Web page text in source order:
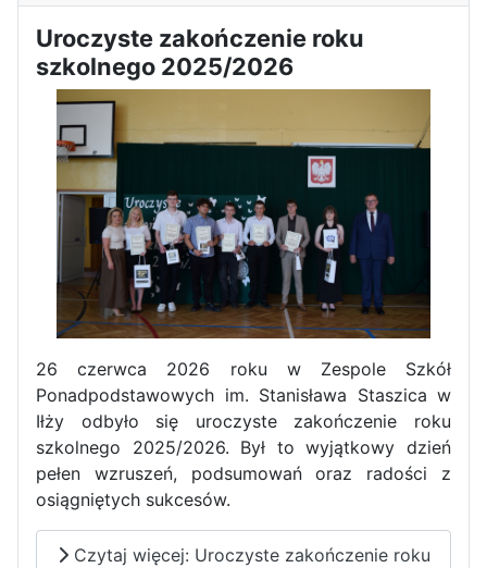
Zawody Sportowo – Obronne
klas OPW
Apel z okazji 235-tej rocznicy
uchwalenia Konstytucji 3 Maja
nami
Uroczyste zakończenie roku
szkolnego 2025/2026
26 czerwca 2026 roku w Zespole Szkół
Ponadpodstawowych im. Stanisława Staszica w
Iłży odbyło się uroczyste zakończenie roku
szkolnego 2025/2026. Był to wyjątkowy dzień
pełen wzruszeń, podsumowań oraz radości z
osiągniętych sukcesów.
Czytaj więcej: Uroczyste zakończenie roku